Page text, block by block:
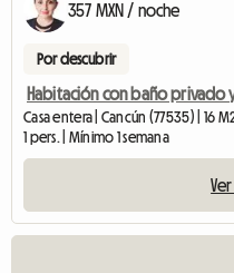
357 MXN / noche
Por descubrir
Habitación con baño
Casa entera | Cancún (77535) | 16
1 pers. | Mínimo 1 semana